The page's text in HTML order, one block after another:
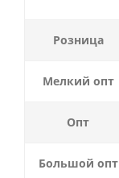
Розница
Мелкий опт
Опт
Большой опт